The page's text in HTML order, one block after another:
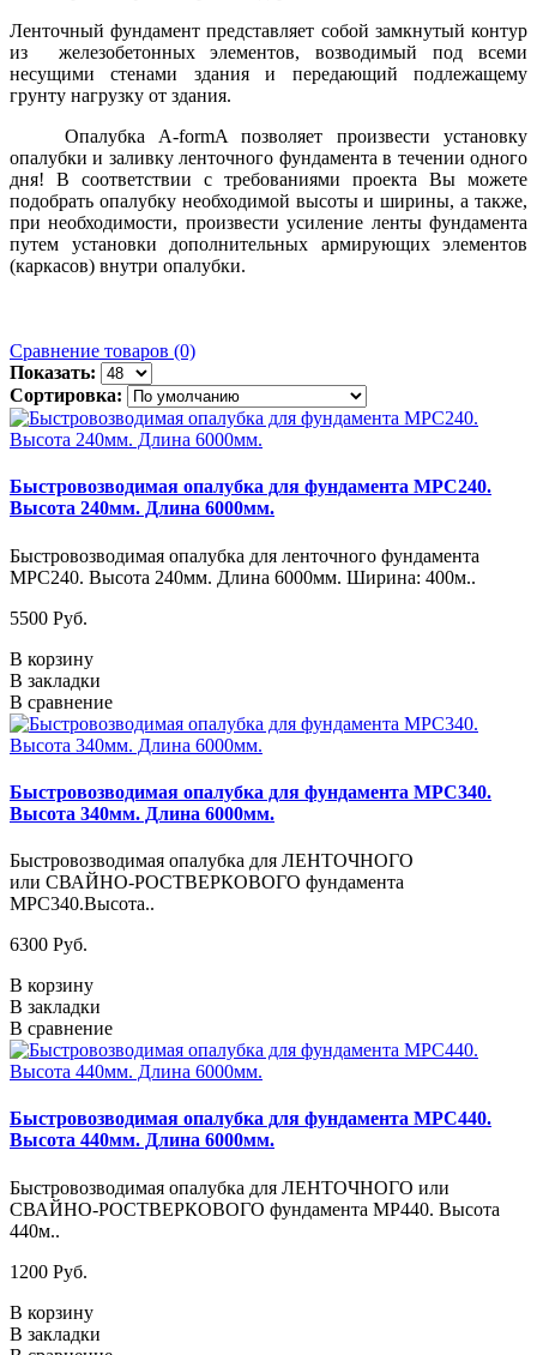
Ленточный фундамент представляет собой замкнутый контур
из железобетонных элементов, возводимый под всеми
несущими стенами здания и передающий подлежащему
грунту нагрузку от здания.
Опалубка A-formA позволяет произвести установку
опалубки и заливку ленточного фундамента в течении одного
дня! В соответствии с требованиями проекта Вы можете
подобрать опалубку необходимой высоты и ширины, а также,
при необходимости, произвести усиление ленты фундамента
путем установки дополнительных армирующих элементов
(каркасов) внутри опалубки.
Сравнение товаров (0)
Показать:
Сортировка:
Быстровозводимая опалубка для фундамента MPC240.
Высота 240мм. Длина 6000мм.
Быстровозводимая опалубка для ленточного фундамента
MPC240. Высота 240мм. Длина 6000мм. Ширина: 400м..
5500 Pуб.
В корзину
В закладки
В сравнение
Быстровозводимая опалубка для фундамента MPC340.
Высота 340мм. Длина 6000мм.
Быстровозводимая опалубка для ЛЕНТОЧНОГО
или СВАЙНО-РОСТВЕРКОВОГО фундамента
MPC340.Высота..
6300 Pуб.
В корзину
В закладки
В сравнение
Быстровозводимая опалубка для фундамента MPC440.
Высота 440мм. Длина 6000мм.
Быстровозводимая опалубка для ЛЕНТОЧНОГО или
СВАЙНО-РОСТВЕРКОВОГО фундамента MP440. Высота
440м..
1200 Pуб.
В корзину
В закладки